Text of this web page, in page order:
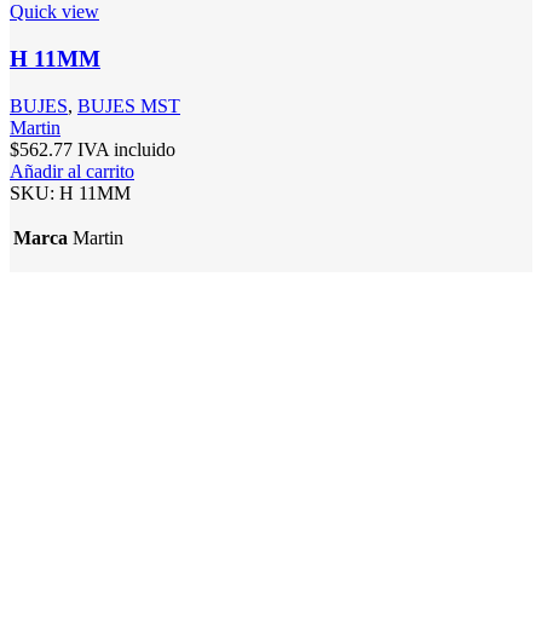
Quick view
H 11MM
BUJES, BUJES MST
Martin
$562.77 IVA incluido
Añadir al carrito
SKU: H 11MM
Marca Martin